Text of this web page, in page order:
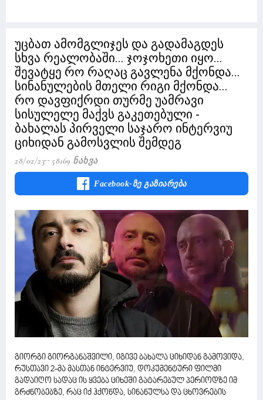
უცბათ ამომგლიჯეს და გადამაგდეს
სხვა რეალობაში... ჯოჯოხეთი იყო...
შევატყე რო რაღაც გავლენა მქონდა...
სინანულების მთელი რიგი მქონდა...
რო დავფიქრდი თურმე უამრავი
სისულელე მაქვს გაკეთებული -
ბახალას პირველი საჯარო ინტერვიუ
ციხიდან გამოსვლის შემდეგ
28/02/23 58169 Ნახვა
Facebook-Ზე Გაზიარება
გიორგი გიორგანაშვილი, იგივე ბახალა ციხიდან გამოვიდა,
რუსთავი 2-მა მასთან ინტერვიუ, დოკუმენტური ფილმი
გადაიღო სადაც ის ყვება ციხეში გატარებულ პერიოდზე იმ
გრძნობებზე, რაც იქ ჰქონდა, სინანულსა და ცხოვრების